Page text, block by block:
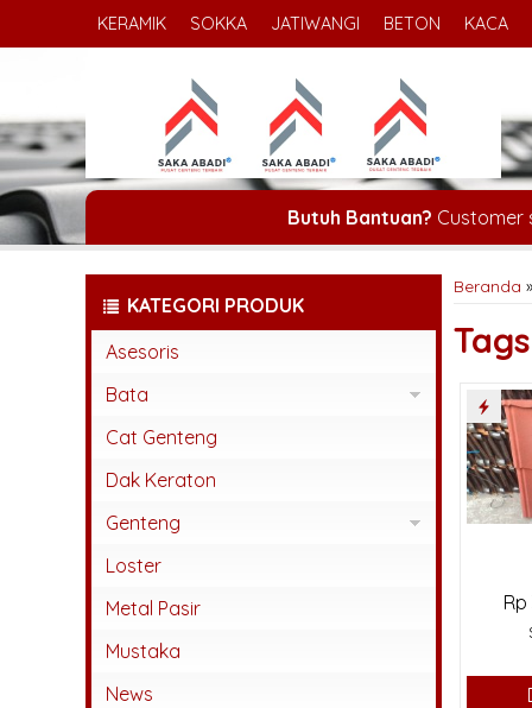
KERAMIK SOKKA JATIWANGI BETON KACA
Butuh Bantuan? Customer
Beranda »
Tags
KATEGORI PRODUK
Asesoris
Bata
Bata Espos
Bata Press
Bata Tempel
Cat Genteng
Dak Keraton
Genteng
Abadi
Beton
Jatiwangi
Kaca
Loster
Metal Pasir
Mustaka
News